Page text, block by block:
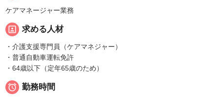
ケアマネージャー業務
portrait 求める人材
・介護支援専門員（ケアマネジャー）
・普通自動車運転免許
・64歳以下（定年65歳のため）
 勤務時間